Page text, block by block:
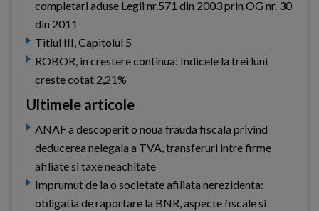
completari aduse Legii nr.571 din 2003 prin OG nr. 30
din 2011
Titlul III, Capitolul 5
ROBOR, in crestere continua: Indicele la trei luni
creste cotat 2,21%
Ultimele articole
ANAF a descoperit o noua frauda fiscala privind
deducerea nelegala a TVA, transferuri intre firme
afiliate si taxe neachitate
Imprumut de la o societate afiliata nerezidenta:
obligatia de raportare la BNR, aspecte fiscale si